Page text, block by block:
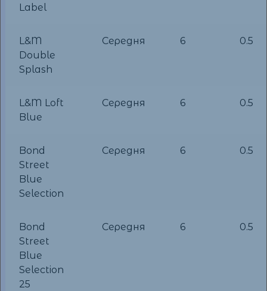
Label
L&M
Double
Splash
Середня 6 0.5
L&M Loft
Blue
Середня 6 0.5
Bond
Street
Blue
Selection
Середня 6 0.5
Bond
Street
Blue
Selection
25
Середня 6 0.5